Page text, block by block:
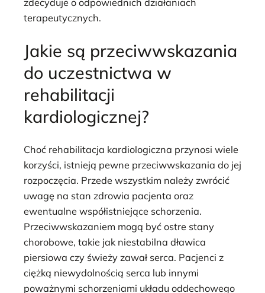
zdecyduje o odpowiednich działaniach
terapeutycznych.
Jakie są przeciwwskazania
do uczestnictwa w
rehabilitacji
kardiologicznej?
Choć rehabilitacja kardiologiczna przynosi wiele
korzyści, istnieją pewne przeciwwskazania do jej
rozpoczęcia. Przede wszystkim należy zwrócić
uwagę na stan zdrowia pacjenta oraz
ewentualne współistniejące schorzenia.
Przeciwwskazaniem mogą być ostre stany
chorobowe, takie jak niestabilna dławica
piersiowa czy świeży zawał serca. Pacjenci z
ciężką niewydolnością serca lub innymi
poważnymi schorzeniami układu oddechowego